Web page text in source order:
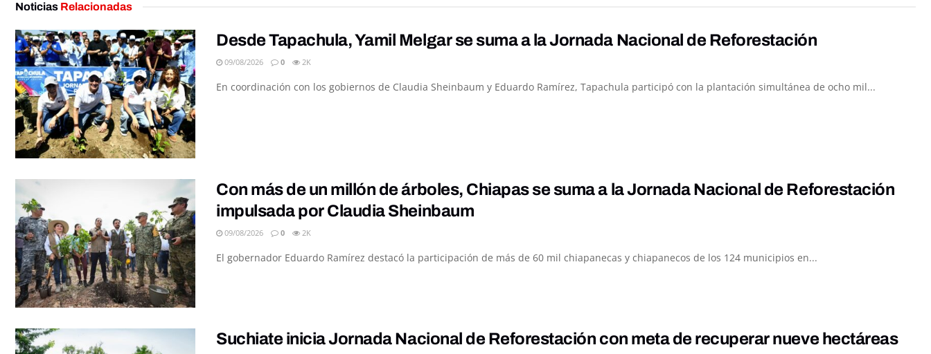
Noticias Relacionadas
Desde Tapachula, Yamil Melgar se suma a la Jornada Nacional de Reforestación
09/08/2026 0 2K
En coordinación con los gobiernos de Claudia Sheinbaum y Eduardo Ramírez, Tapachula participó con la plantación simultánea de ocho mil...
Con más de un millón de árboles, Chiapas se suma a la Jornada Nacional de Reforestación
impulsada por Claudia Sheinbaum
09/08/2026 0 2K
El gobernador Eduardo Ramírez destacó la participación de más de 60 mil chiapanecas y chiapanecos de los 124 municipios en...
Suchiate inicia Jornada Nacional de Reforestación con meta de recuperar nueve hectáreas